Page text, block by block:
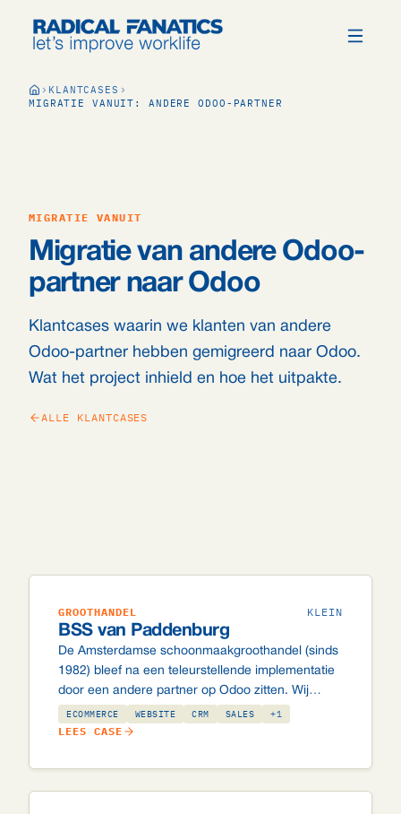
KLANTCASES
MIGRATIE VANUIT: ANDERE ODOO-PARTNER
MIGRATIE VANUIT
Migratie van andere Odoo-
partner naar Odoo
Klantcases waarin we klanten van andere
Odoo-partner hebben gemigreerd naar Odoo.
Wat het project inhield en hoe het uitpakte.
ALLE KLANTCASES
GROOTHANDEL KLEIN
BSS van Paddenburg
De Amsterdamse schoonmaakgroothandel (sinds
1982) bleef na een teleurstellende implementatie
door een andere partner op Odoo zitten. Wij
namen de omgeving over, ruimden op en zetten
de webshop live.
ECOMMERCE WEBSITE CRM SALES +1
LEES CASE